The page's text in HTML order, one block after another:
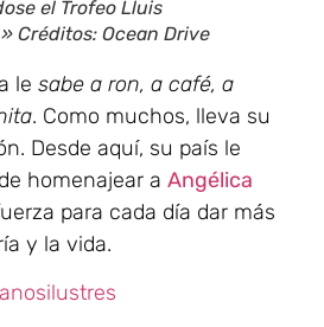
el Trofeo Lluis
Créditos: Ocean Drive
le sabe a ron, a café, a
. Como muchos, lleva su
Desde aquí, su país le
homenajear a Angélica
para cada día dar más
y la vida.